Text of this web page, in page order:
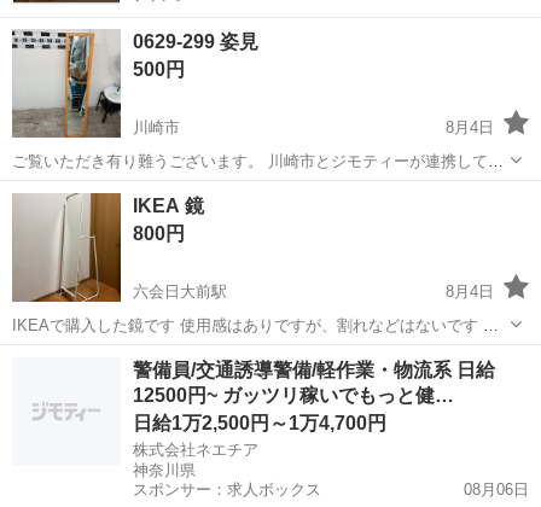
0629-299 姿見
500円
川崎市
8月4日
ご覧いただき有り難うございます。 川崎市とジモティーが連携して運
営しています。 粗⼤ごみ等の減量を⽬的にまだ使えるものをリユース
しています。 ★★★★★ ご自宅にある不要品を是非ジモティースポッ
トへお持ち込み...
神奈川 川崎市 ミラー/鏡
IKEA 鏡
800円
六会日大前駅
8月4日
IKEAで購入した鏡です 使用感はありですが、割れなどはないです よ
ろしくお願い致します
藤沢市 六会日大前駅 ミラー/鏡
警備員/交通誘導警備/軽作業・物流系 日給
12500円~ ガッツリ稼いでもっと健…
日給1万2,500円～1万4,700円
株式会社ネエチア
神奈川県
スポンサー：求人ボックス
08月06日